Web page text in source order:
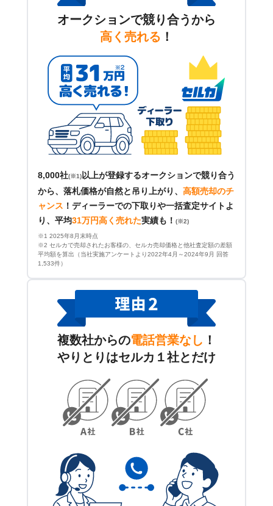
オークションで競り合うから
高く売れる ！
8,000社(※1) 以上が登録するオークションで競り合う
から、落札価格が自然と吊り上がり、 高額売却のチ
ャンス ！ ディーラーでの下取りや一括査定サイトよ
り、平均31万円高く売れた実績も！ (※2)
※1 2025年8月末時点
※2 セルカで売却されたお客様の、セルカ売却価格と他社査定額の差額
平均額を算出（当社実施アンケートより2022年4月～2024年9月 回答
1,533件）
複数社からの電話営業なし ！
やりとりはセルカ１社とだけ